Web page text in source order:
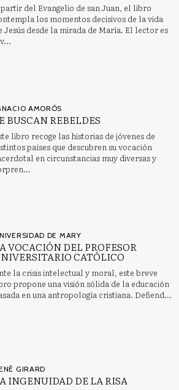
del Evangelio de san Juan, el libro
los momentos decisivos de la vida
Jesús desde la mirada de María. El lector es
AMORÓS
BUSCAN REBELDES
libro recoge las historias de jóvenes de
países que descubren su vocación
en circunstancias muy diversas y
DE MARY
VOCACIÓN DEL PROFESOR
CATÓLICO
la crisis intelectual y moral, este breve
propone una visión sólida de la educación
en una antropología cristiana. Defiend...
GIRARD
INGENUIDAD DE LA RISA